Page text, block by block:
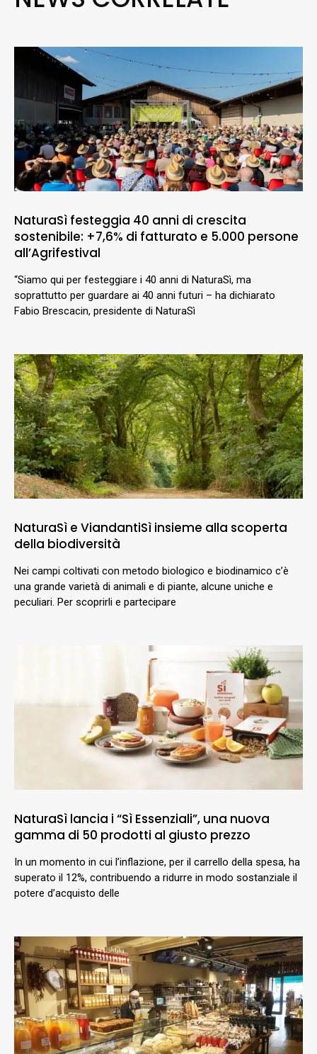
NaturaSì festeggia 40 anni di crescita
sostenibile: +7,6% di fatturato e 5.000 persone
all’Agrifestival
“Siamo qui per festeggiare i 40 anni di NaturaSì, ma
soprattutto per guardare ai 40 anni futuri – ha dichiarato
Fabio Brescacin, presidente di NaturaSì
NaturaSì e ViandantiSì insieme alla scoperta
della biodiversità
Nei campi coltivati con metodo biologico e biodinamico c’è
una grande varietà di animali e di piante, alcune uniche e
peculiari. Per scoprirli e partecipare
NaturaSì lancia i “Sì Essenziali”, una nuova
gamma di 50 prodotti al giusto prezzo
In un momento in cui l’inflazione, per il carrello della spesa, ha
superato il 12%, contribuendo a ridurre in modo sostanziale il
potere d’acquisto delle